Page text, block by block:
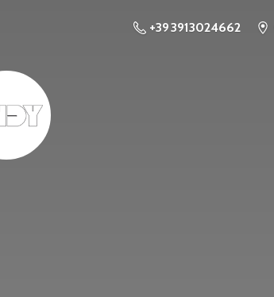
+39 3913024662